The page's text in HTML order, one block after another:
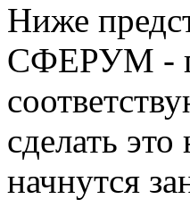
Ниже
СФЕРУМ -
сделать
начнутся